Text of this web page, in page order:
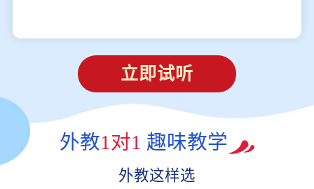
立即试听
外教1对1 趣味教学
外教这样选